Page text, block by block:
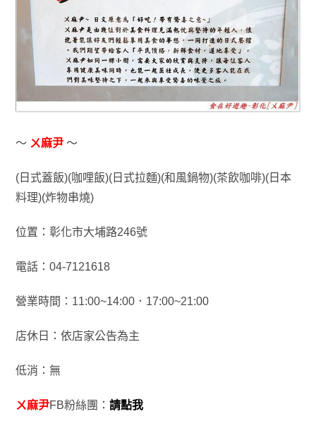
～ ㄨ麻尹 ～
(日式蓋飯)(咖哩飯)(日式拉麵)(和風鍋物)(茶飲咖啡)(日本
料理)(炸物串燒)
位置：彰化市大埔路246號
電話：04-7121618
營業時間：11:00~14:00．17:00~21:00
店休日：依店家公告為主
低消：無
ㄨ麻尹FB粉絲團： 請點我